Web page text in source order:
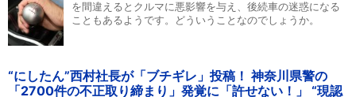
を間違えるとクルマに悪影響を与え、後続車の迷惑になる
こともあるようです。どういうことなのでしょうか。
“にしたん”西村社長が「ブチギレ」投稿！ 神奈川県警の
「2700件の不正取り締まり」発覚に「許せない！」 “現認